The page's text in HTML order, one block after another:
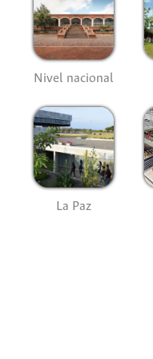
Nivel nacional
La Paz